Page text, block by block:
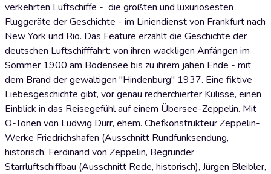
verkehrten Luftschiffe - die größten und luxuriösesten
Fluggeräte der Geschichte - im Liniendienst von Frankfurt nach
New York und Rio. Das Feature erzählt die Geschichte der
deutschen Luftschifffahrt: von ihren wackligen Anfängen im
Sommer 1900 am Bodensee bis zu ihrem jähen Ende - mit
dem Brand der gewaltigen "Hindenburg" 1937. Eine fiktive
Liebesgeschichte gibt, vor genau recherchierter Kulisse, einen
Einblick in das Reisegefühl auf einem Übersee-Zeppelin. Mit
O-Tönen von Ludwig Dürr, ehem. Chefkonstrukteur Zeppelin-
Werke Friedrichshafen (Ausschnitt Rundfunksendung,
historisch, Ferdinand von Zeppelin, Begründer
Starrluftschiffbau (Ausschnitt Rede, historisch), Jürgen Bleibler,